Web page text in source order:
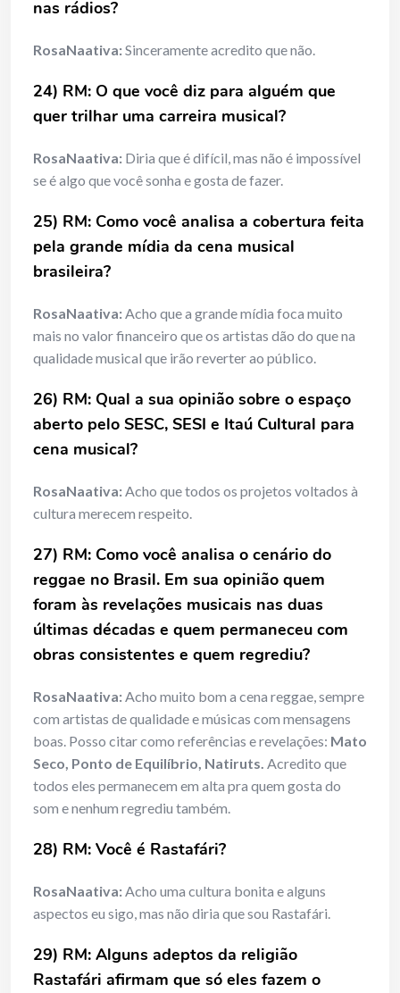
nas rádios?
RosaNaativa:Sinceramente acredito que não.
24) RM: O que você diz para alguém que
quer trilhar uma carreira musical?
RosaNaativa: Diria que é difícil, mas não é impossível
se é algo que você sonha e gosta de fazer.
25) RM: Como você analisa a cobertura feita
pela grande mídia da cena musical
brasileira?
RosaNaativa:Acho que a grande mídia foca muito
mais no valor financeiro que os artistas dão do que na
qualidade musical que irão reverter ao público.
26) RM: Qual a sua opinião sobre o espaço
aberto pelo SESC, SESI e Itaú Cultural para
cena musical?
RosaNaativa:Acho que todos os projetos voltados à
cultura merecem respeito.
27) RM: Como você analisa o cenário do
reggae no Brasil. Em sua opinião quem
foram às revelações musicais nas duas
últimas décadas e quem permaneceu com
obras consistentes e quem regrediu?
RosaNaativa:Acho muito bom a cena reggae, sempre
com artistas de qualidade e músicas com mensagens
boas. Posso citar como referências e revelações: Mato
Seco, Ponto de Equilíbrio, Natiruts. Acredito que
todos eles permanecem em alta pra quem gosta do
som e nenhum regrediu também.
28) RM: Você é Rastafári?
RosaNaativa:Acho uma cultura bonita e alguns
aspectos eu sigo, mas não diria que sou Rastafári.
29) RM: Alguns adeptos da religião
Rastafári afirmam que só eles fazem o